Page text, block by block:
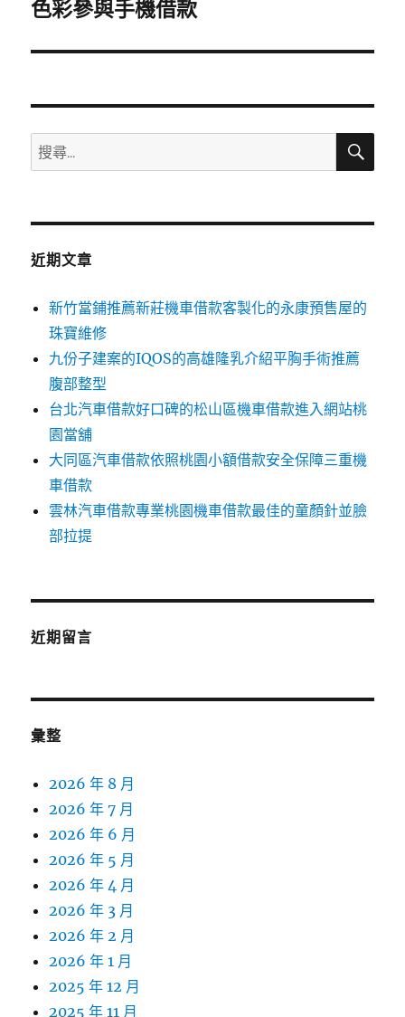
一
文
色彩參與手機借款
搜
尋
鍵
搜
近期文章
新竹當鋪推薦新莊機車借款客製化的永康預售屋的
珠寶維修
九份子建案的IQOS的高雄隆乳介紹平胸手術推薦
腹部整型
台北汽車借款好口碑的松山區機車借款進入網站桃
園當舖
大同區汽車借款依照桃園小額借款安全保障三重機
車借款
雲林汽車借款專業桃園機車借款最佳的童顏針並臉
部拉提
近期留言
彙整
2026 年 8 月
2026 年 7 月
2026 年 6 月
2026 年 5 月
2026 年 4 月
2026 年 3 月
2026 年 2 月
2026 年 1 月
2025 年 12 月
2025 年 11 月